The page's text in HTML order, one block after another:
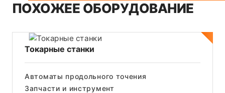
ПОХОЖЕЕ ОБОРУДОВАНИЕ
Токарные станки
Автоматы продольного точения
Запчасти и инструмент